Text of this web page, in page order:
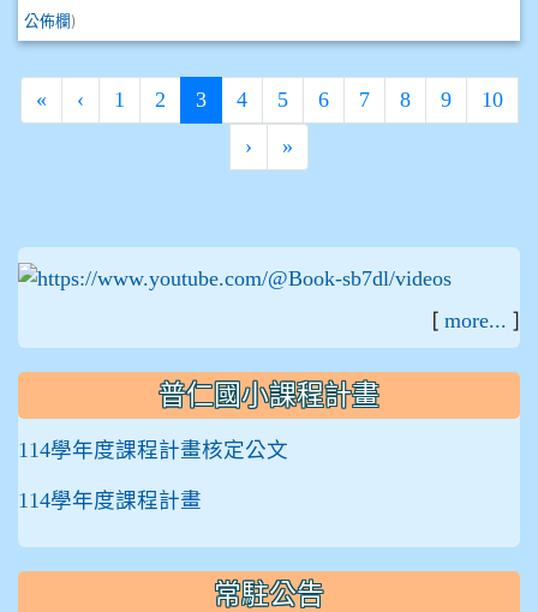
公佈欄 )
« ‹ 1 2 3(current)
4 5 6 7 8 9 10
› »
[ more... ]
普仁國小課程計畫
114學年度課程計畫核定公文
114學年度課程計畫
常駐公告